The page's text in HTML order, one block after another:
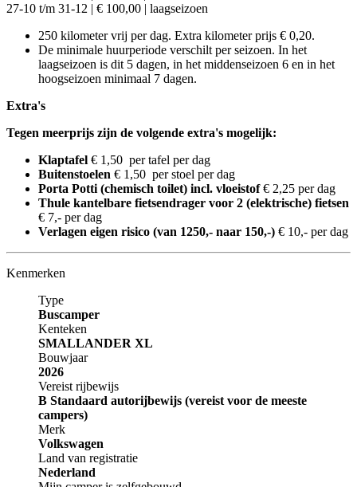
27-10 t/m 31-12 | € 100,00 | laagseizoen
250 kilometer vrij per dag. Extra kilometer prijs € 0,20.
De minimale huurperiode verschilt per seizoen. In het
laagseizoen is dit 5 dagen, in het middenseizoen 6 en in het
hoogseizoen minimaal 7 dagen.
Extra's
Tegen meerprijs zijn de volgende extra's mogelijk:
Klaptafel € 1,50 per tafel per dag
Buitenstoelen € 1,50 per stoel per dag
Porta Potti (chemisch toilet) incl. vloeistof€ 2,25 per dag
Thule kantelbare fietsendrager voor 2 (elektrische) fietsen
€ 7,- per dag
Verlagen eigen risico (van 1250,- naar 150,-) € 10,- per dag
Kenmerken
Type
Buscamper
Kenteken
SMALLANDER XL
Bouwjaar
2026
Vereist rijbewijs
B Standaard autorijbewijs (vereist voor de meeste
campers)
Merk
Volkswagen
Land van registratie
Nederland